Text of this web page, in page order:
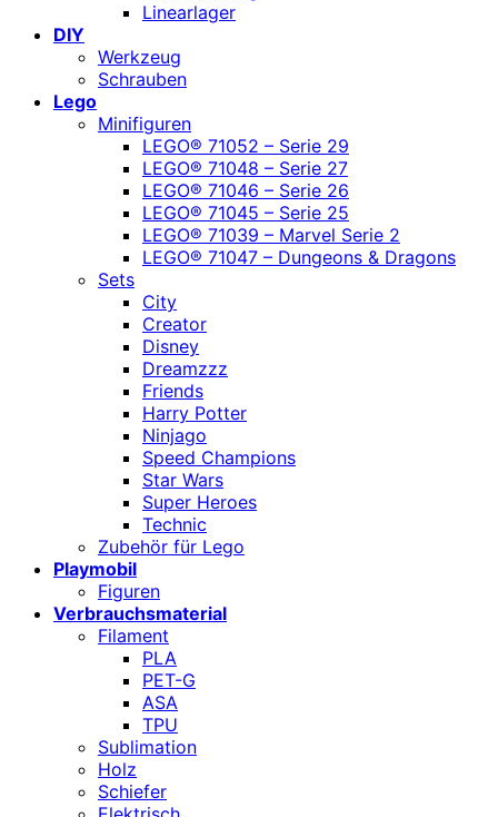
Linearlager
DIY
Werkzeug
Schrauben
Lego
Minifiguren
LEGO® 71052 – Serie 29
LEGO® 71048 – Serie 27
LEGO® 71046 – Serie 26
LEGO® 71045 – Serie 25
LEGO® 71039 – Marvel Serie 2
LEGO® 71047 – Dungeons & Dragons
Sets
City
Creator
Disney
Dreamzzz
Friends
Harry Potter
Ninjago
Speed Champions
Star Wars
Super Heroes
Technic
Zubehör für Lego
Playmobil
Figuren
Verbrauchsmaterial
Filament
PLA
PET-G
ASA
TPU
Sublimation
Holz
Schiefer